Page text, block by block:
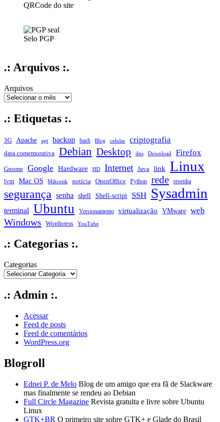
QRCode do site
Selo PGP
.: Arquivos :.
Arquivos
.: Etiquetas :.
3G Apache apt backup bash Blog celular criptografia
data comemorativa Debian Desktop dns Download Firefox
Gnome Google Hardware HD Internet Java link Linux
lvm Mac OS Mikrotik notícia OpenOffice Python rede resenha
segurança senha shell Shell-script SSH Sysadmin
terminal Ubuntu Versionamento virtualização VMware web
Windows Wordpress YouTube
.: Categorias :.
Categorias
.: Admin :.
Acessar
Feed de posts
Feed de comentários
WordPress.org
Blogroll
Ednei P. de Melo Blog de um amigo que era fã de Slackware
mas finalmente se rendeu ao Debian
Full Circle Magazine Revista gratuita e livre sobre Ubuntu
Linux
GTK+BR O primeiro site sobre GTK+ e Glade do Brasil